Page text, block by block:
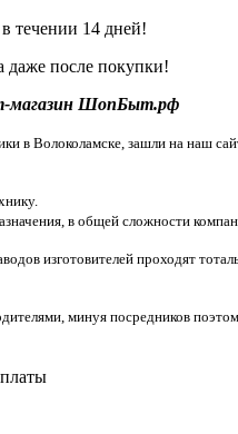
течении 14 дней!
даже после покупки!
магазин ШопБыт.рф
Волоколамске, зашли на наш
в общей сложности
изготовителей проходят
минуя посредников